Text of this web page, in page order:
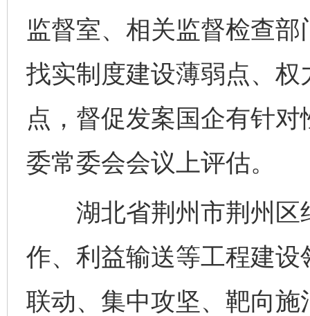
监督室、相关监督检查
找实制度建设薄弱点、
点，督促发案国企有针
委常委会会议上评估。
湖北省荆州市荆州区
作、利益输送等工程建设
联动、集中攻坚、靶向施